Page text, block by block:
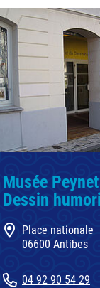
Musée
Dessin
Place nationale
06600 Antibes
04 92 90 54 29